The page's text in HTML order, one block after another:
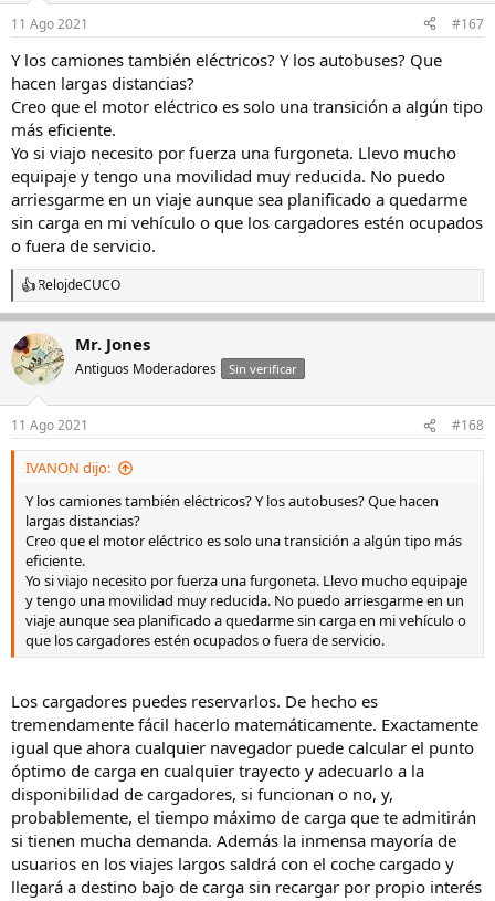
e
11 Ago 2021 #167
Y los camiones también eléctricos? Y los autobuses? Que
hacen largas distancias?
Creo que el motor eléctrico es solo una transición a algún tipo
más eficiente.
Yo si viajo necesito por fuerza una furgoneta. Llevo mucho
equipaje y tengo una movilidad muy reducida. No puedo
arriesgarme en un viaje aunque sea planificado a quedarme
sin carga en mi vehículo o que los cargadores estén ocupados
o fuera de servicio.
R
e
a
c
c
i
e
s
RelojdeCUCO
Mr. Jones
Antiguos Moderadores Sin verificar
11 Ago 2021 #168
IVANON dijo:
Y los camiones también eléctricos? Y los autobuses? Que hacen
largas distancias?
Creo que el motor eléctrico es solo una transición a algún tipo más
eficiente.
Yo si viajo necesito por fuerza una furgoneta. Llevo mucho equipaje
y tengo una movilidad muy reducida. No puedo arriesgarme en un
viaje aunque sea planificado a quedarme sin carga en mi vehículo o
que los cargadores estén ocupados o fuera de servicio.
Los cargadores puedes reservarlos. De hecho es
tremendamente fácil hacerlo matemáticamente. Exactamente
igual que ahora cualquier navegador puede calcular el punto
óptimo de carga en cualquier trayecto y adecuarlo a la
disponibilidad de cargadores, si funcionan o no, y,
probablemente, el tiempo máximo de carga que te admitirán
si tienen mucha demanda. Además la inmensa mayoría de
usuarios en los viajes largos saldrá con el coche cargado y
llegará a destino bajo de carga sin recargar por propio interés